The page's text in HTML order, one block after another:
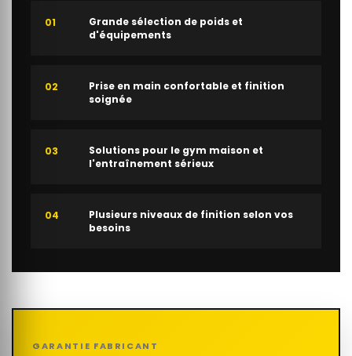
01
Grande sélection de poids et
d'équipements
02
Prise en main confortable et finition
soignée
03
Solutions pour le gym maison et
l'entraînement sérieux
04
Plusieurs niveaux de finition selon vos
besoins
GARANTIE FABRICANT